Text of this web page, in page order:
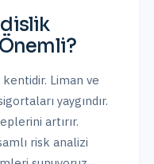
Liman ve
yaygındır.
artırır.
risk analizi